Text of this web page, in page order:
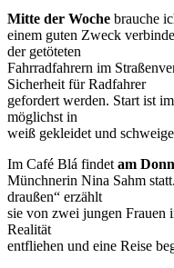
Mitte der Woche brauche
einem guten Zweck
der getöteten
Fahrradfahrern im
Sicherheit für Radfahrer
gefordert werden. Start ist
möglichst in
weiß gekleidet und
Im Café Blá findet am
Münchnerin Nina Sahm
draußen“ erzählt
sie von zwei jungen Frauen
Realität
entfliehen und eine Reise